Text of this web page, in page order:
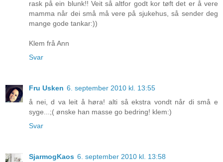
rask på ein blunk!! Veit så altfor godt kor tøft det er å vere
mamma når dei små må vere på sjukehus, så sender deg
mange gode tankar:))
Klem frå Ann
Svar
Fru Usken 6. september 2010 kl. 13:55
å nei, d va leit å høra! alti så ekstra vondt når di små e
syge...;( ønske han masse go bedring! klem:)
Svar
SjarmogKaos 6. september 2010 kl. 13:58